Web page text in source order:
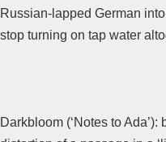
Russian-lapped German
stop turning on tap water
Darkbloom (‘Notes to